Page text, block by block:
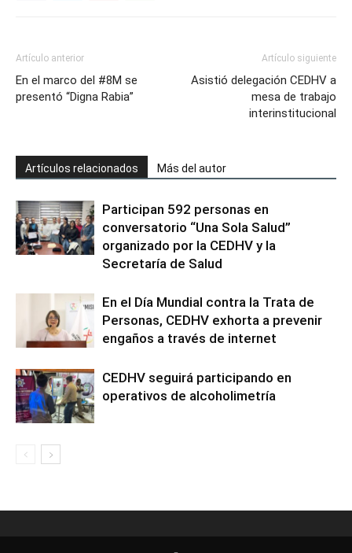
Artículo anterior
En el marco del #8M se
presentó “Digna Rabia”
Artículo siguiente
Asistió delegación CEDHV a
mesa de trabajo
interinstitucional
Artículos relacionados Más del autor
Participan 592 personas en
conversatorio “Una Sola Salud”
organizado por la CEDHV y la
Secretaría de Salud
En el Día Mundial contra la Trata de
Personas, CEDHV exhorta a prevenir
engaños a través de internet
CEDHV seguirá participando en
operativos de alcoholimetría